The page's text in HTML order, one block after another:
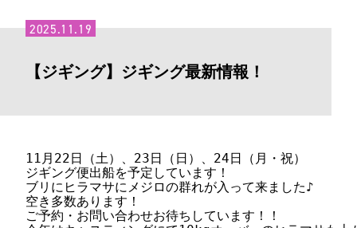
【ジギング】ジギング最新情報！
2025.11.19
11月22日（土）、23日（日）、24日（月・祝）
ジギング便出船を予定しています！
ブリにヒラマサにメジロの群れが入って来ました♪
空き多数あります！
ご予約・お問い合わせお待ちしています！！